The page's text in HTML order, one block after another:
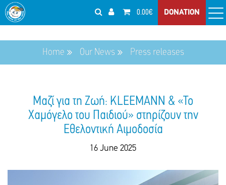
0.00€ DONATION
Home Our News Press releases
Μαζί για τη Ζωή: KLEEMANN & «Το
Χαμόγελο του Παιδιού» στηρίζουν την
Εθελοντική Αιμοδοσία
16 June 2025